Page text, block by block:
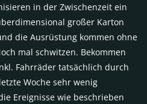
in der Zwischenzeit ein
großer Karton
die Ausrüstung kommen ohne
mal schwitzen. Bekommen
Fahrräder tatsächlich durch
Woche sehr wenig
Ereignisse wie beschrieben